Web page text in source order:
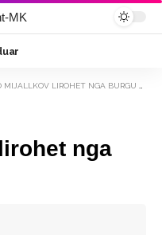
LIROHET NGA BURGU TË ENJTEN
nga